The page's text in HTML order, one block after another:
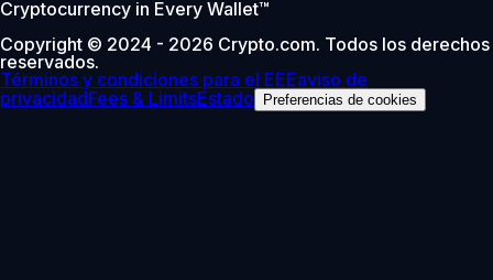
Cryptocurrency in Every Wallet™
Copyright © 2024 - 2026 Crypto.com. Todos los derechos
reservados.
Términos y condiciones para el EEEaviso de
privacidadFees & LimitsEstado Preferencias de cookies